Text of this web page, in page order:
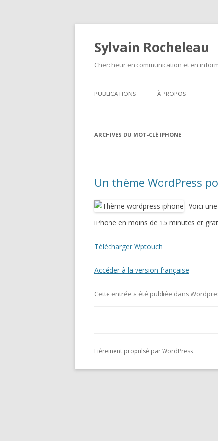
Sylvain Rocheleau
Chercheur en communication et en
PUBLICATIONS À PROPOS
ARCHIVES DU MOT-CLÉ IPHONE
Un thème WordPress
Voici
iPhone en moins de 15 minutes et
Télécharger Wptouch
Accéder à la version française
Cette entrée a été publiée dans
Fièrement propulsé par WordPress